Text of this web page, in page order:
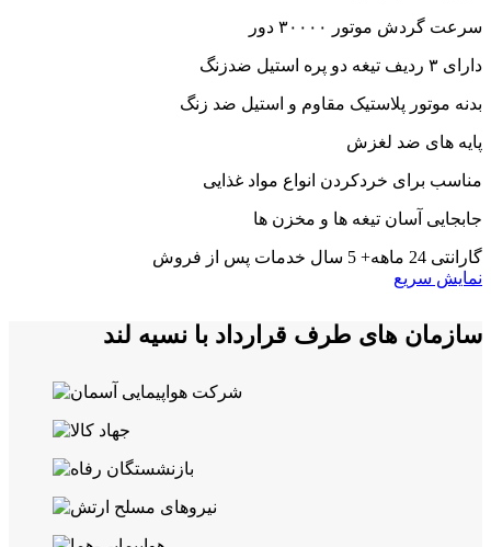
سرعت گردش موتور ٣٠٠٠٠ دور
دارای ٣ ردیف تیغه دو پره استیل ضدزنگ
بدنه موتور پلاستیک مقاوم و استیل ضد زنگ
پایه های ضد لغزش
مناسب برای خردکردن انواع مواد غذایی
جابجایی آسان تیغه ها و مخزن ها
گارانتی 24 ماهه+ 5 سال خدمات پس از فروش
نمایش سریع
سازمان های طرف قرارداد با نسیه لند